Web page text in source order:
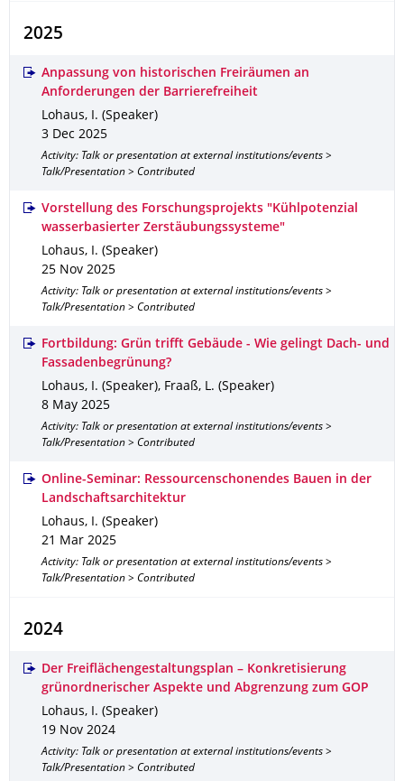
2025
Anpassung von historischen Freiräumen an
Anforderungen der Barrierefreiheit
Lohaus, I. (Speaker)
3 Dec 2025
Activity: Talk or presentation at external institutions/events >
Talk/Presentation > Contributed
Vorstellung des Forschungsprojekts "Kühlpotenzial
wasserbasierter Zerstäubungs­systeme"
Lohaus, I. (Speaker)
25 Nov 2025
Activity: Talk or presentation at external institutions/events >
Talk/Presentation > Contributed
Fortbildung: Grün trifft Gebäude - Wie gelingt Dach- und
Fassadenbegrünung?
Lohaus, I. (Speaker), Fraaß, L. (Speaker)
8 May 2025
Activity: Talk or presentation at external institutions/events >
Talk/Presentation > Contributed
Online-Seminar: Ressourcenschonendes Bauen in der
Landschaftsarchitektur
Lohaus, I. (Speaker)
21 Mar 2025
Activity: Talk or presentation at external institutions/events >
Talk/Presentation > Contributed
2024
Der Freiflächengestaltungsplan – Konkretisierung
grünordnerischer Aspekte und Abgrenzung zum GOP
Lohaus, I. (Speaker)
19 Nov 2024
Activity: Talk or presentation at external institutions/events >
Talk/Presentation > Contributed